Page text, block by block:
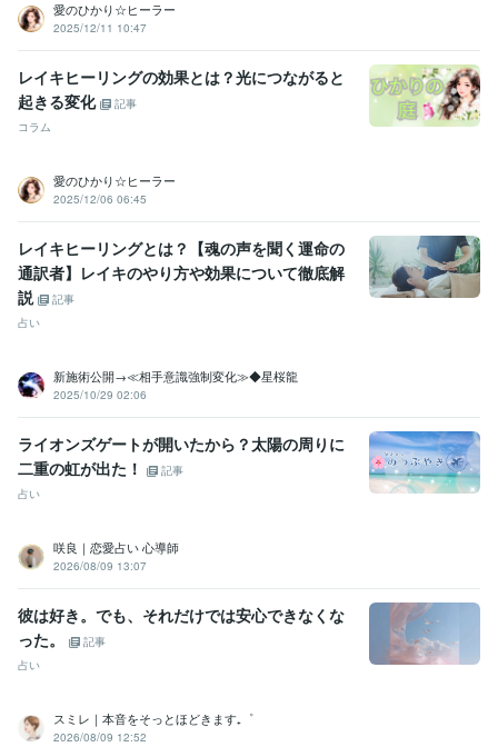
愛のひかり☆ヒーラー
2025/12/11 10:47
レイキヒーリングの効果とは？光につながると
起きる変化
記事
コラム
愛のひかり☆ヒーラー
2025/12/06 06:45
レイキヒーリングとは？【魂の声を聞く運命の
通訳者】レイキのやり方や効果について徹底解
説
記事
占い
新施術公開→≪相手意識強制変化≫◆星桜龍
2025/10/29 02:06
ライオンズゲートが開いたから？太陽の周りに
二重の虹が出た！
記事
占い
咲良｜恋愛占い 心導師
2026/08/09 13:07
彼は好き。でも、それだけでは安心できなくな
った。
記事
占い
スミレ｜本音をそっとほどきます₊゜
2026/08/09 12:52